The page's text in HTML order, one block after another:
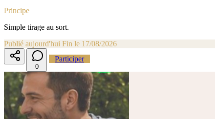
Principe
Simple tirage au sort.
Publié aujourd'hui Fin le 17/08/2026
0
Participer